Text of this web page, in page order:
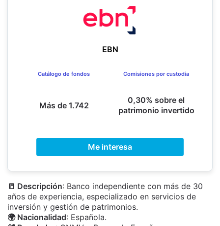
EBN
Catálogo de fondos
Más de 1.742
Comisiones por custodia
0,30% sobre el
patrimonio invertido
Me interesa
📒 Descripción: Banco independiente con más de 30
años de experiencia, especializado en servicios de
inversión y gestión de patrimonios.
🌍 Nacionalidad: Española.